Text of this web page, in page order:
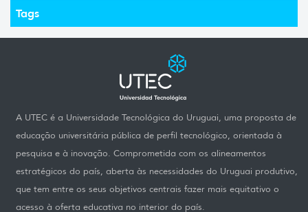
Tags
A UTEC é a Universidade Tecnológica do Uruguai, uma proposta de
educação universitária pública de perfil tecnológico, orientada à
pesquisa e à inovação. Comprometida com os alineamentos
estratégicos do país, aberta às necessidades do Uruguai produtivo,
que tem entre os seus objetivos centrais fazer mais equitativo o
acesso à oferta educativa no interior do país.